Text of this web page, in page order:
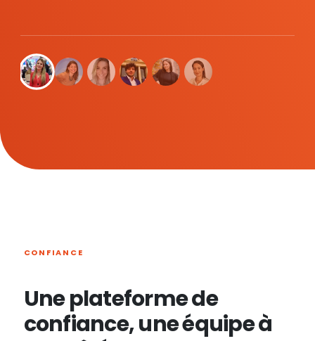
CONFIANCE
Une plateforme de
confiance, une équipe à